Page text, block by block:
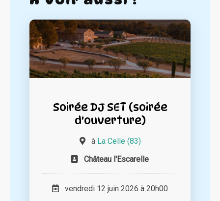
Soirée DJ SET (soirée
d'ouverture)
à La Celle (83)
Château l'Escarelle
vendredi 12 juin 2026 à 20h00